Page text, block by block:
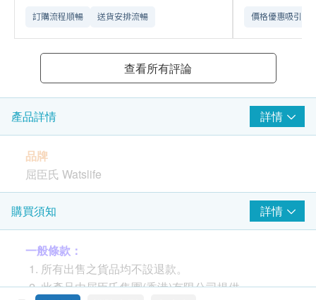
訂購流程順暢 送貨安排流暢 價格優惠吸引
查看所有評論
產品詳情 詳情
品牌
屈臣氏 Watslife
功效
優質蛋白有助復原體力，改善虛勞
精選花膠含骨膠原，有助滋補肌膚，令肌膚保持彈
性及飽滿
適量飲用花膠滴雞精有養顏活血之效，是四季皆宜
購買須知 詳情
一般條款：
所有出售之貨品均不設退款。
此產品由屈臣氏集團(香港)有限公司提供。